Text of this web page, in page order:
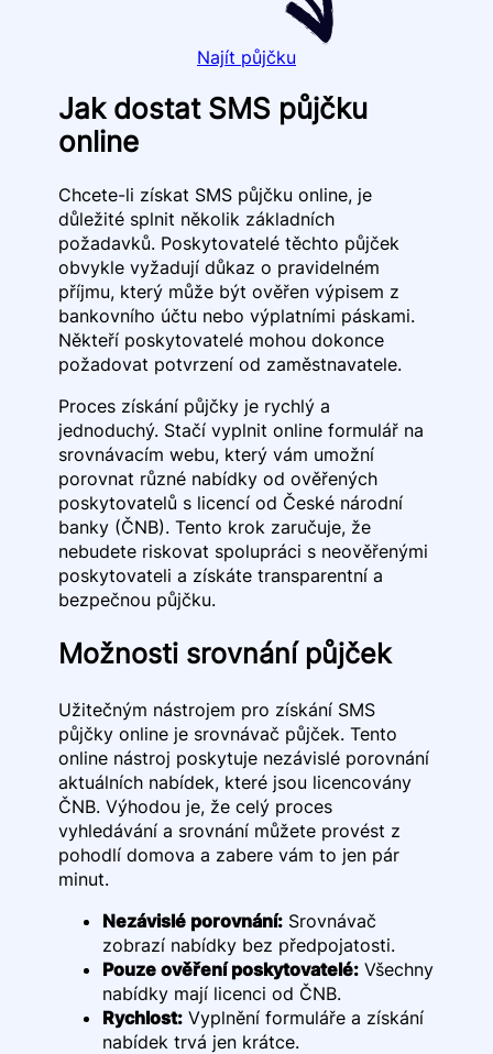
Najít půjčku
Jak dostat SMS půjčku
online
Chcete-li získat SMS půjčku online, je
důležité splnit několik základních
požadavků. Poskytovatelé těchto půjček
obvykle vyžadují důkaz o pravidelném
příjmu, který může být ověřen výpisem z
bankovního účtu nebo výplatními páskami.
Někteří poskytovatelé mohou dokonce
požadovat potvrzení od zaměstnavatele.
Proces získání půjčky je rychlý a
jednoduchý. Stačí vyplnit online formulář na
srovnávacím webu, který vám umožní
porovnat různé nabídky od ověřených
poskytovatelů s licencí od České národní
banky (ČNB). Tento krok zaručuje, že
nebudete riskovat spolupráci s neověřenými
poskytovateli a získáte transparentní a
bezpečnou půjčku.
Možnosti srovnání půjček
Užitečným nástrojem pro získání SMS
půjčky online je srovnávač půjček. Tento
online nástroj poskytuje nezávislé porovnání
aktuálních nabídek, které jsou licencovány
ČNB. Výhodou je, že celý proces
vyhledávání a srovnání můžete provést z
pohodlí domova a zabere vám to jen pár
minut.
Nezávislé porovnání:Srovnávač
zobrazí nabídky bez předpojatosti.
Pouze ověření poskytovatelé:Všechny
nabídky mají licenci od ČNB.
Rychlost:Vyplnění formuláře a získání
nabídek trvá jen krátce.